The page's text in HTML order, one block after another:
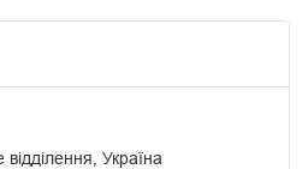
Україна